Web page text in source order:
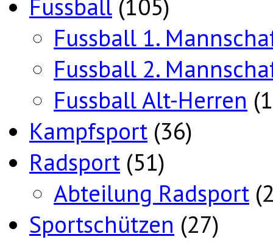
Fussball 1.
Fussball 2.
Fussball Alt-Herren
Kampfsport (36)
Radsport (51)
Abteilung Radsport
Sportschützen (27)